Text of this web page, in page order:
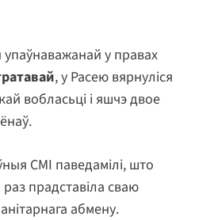
у правах
, у Расею вярнуліся
вобласьці і яшчэ двое
СМІ паведамілі, што
прадставіла сваю
абмену.